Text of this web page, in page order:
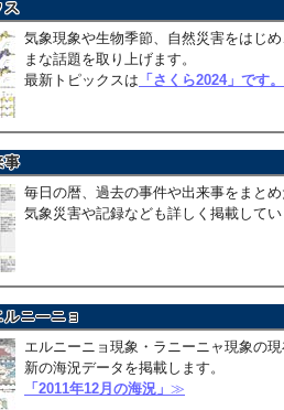
気象現象や生物季節、自然災害をはじ
まな話題を取り上げます。
最新トピックスは 「さくら2024」です。
毎日の暦、過去の事件や出来事をまと
気象災害や記録なども詳しく掲載して
エルニーニョ現象・ラニーニャ現象の
新の海況データを掲載します。
「2011年12月の海況」 ≫